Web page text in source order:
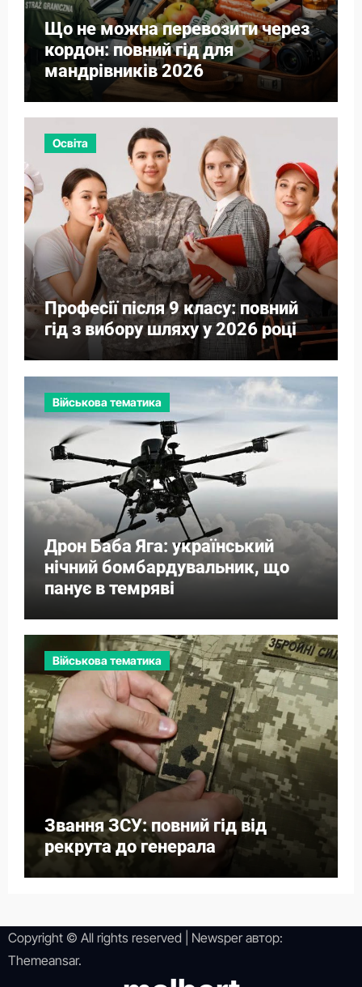
Що не можна перевозити через
кордон: повний гід для
мандрівників 2026
Освіта
Професії після 9 класу: повний
гід з вибору шляху у 2026 році
Військова тематика
Дрон Баба Яга: український
нічний бомбардувальник, що
панує в темряві
Військова тематика
Звання ЗСУ: повний гід від
рекрута до генерала
Copyright © All rights reserved Newsperавтор:
Themeansar.